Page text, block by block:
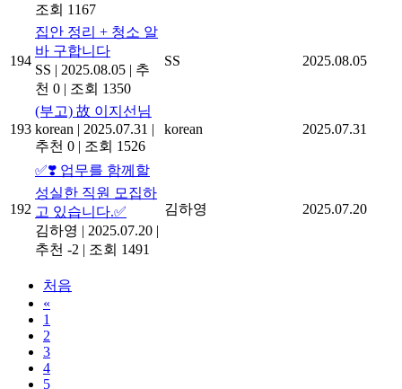
조회 1167
194
집안 정리 + 청소 알
바 구합니다
SS | 2025.08.05 | 추
천 0 | 조회 1350
SS 2025.08.05
193
(부고) 故 이지선님
korean | 2025.07.31 |
추천 0 | 조회 1526
korean 2025.07.31
192
✅❣️ 업무를 함께할
성실한 직원 모집하
고 있습니다.✅
김하영 | 2025.07.20 |
추천 -2 | 조회 1491
김하영 2025.07.20
처음
«
1
2
3
4
5